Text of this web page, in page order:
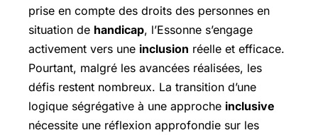
prise en compte des droits des personnes en
situation de handicap, l’Essonne s’engage
activement vers une inclusion réelle et efficace.
Pourtant, malgré les avancées réalisées, les
défis restent nombreux. La transition d’une
logique ségrégative à une approche inclusive
nécessite une réflexion approfondie sur les